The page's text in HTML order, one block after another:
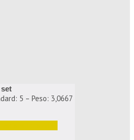
5 – Peso: 3,0667